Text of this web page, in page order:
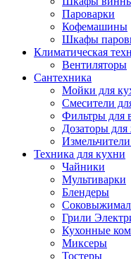
Пароварки
Кофемашины
Шкафы
Климатическая
Вентиляторы
Сантехника
Мойки для
Смесители
Фильтры для
Дозаторы
Техника для кухни
Чайники
Мультиварки
Блендеры
Грили
Кухонные
Миксеры
Тостеры